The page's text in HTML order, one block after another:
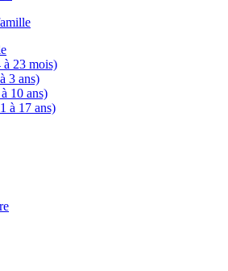
23 mois)
3 ans)
10 ans)
à 17 ans)